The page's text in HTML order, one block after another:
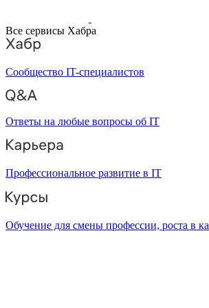
Все сервисы Хабра
Сообщество IT-специалистов
Ответы на любые вопросы об IT
Профессиональное развитие в IT
Обучение для смены профессии, роста в